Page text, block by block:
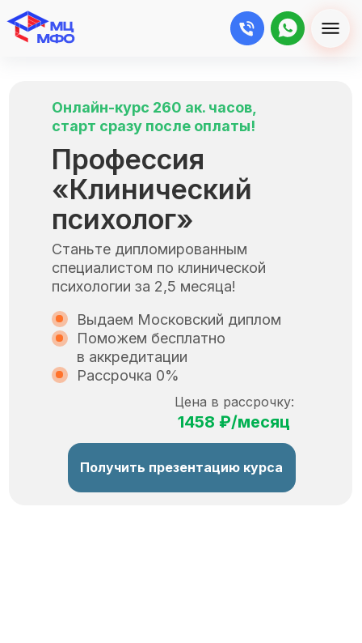
Онлайн-курс 260 ак. часов,
старт сразу после оплаты!
Профессия
«Клинический
психолог»
Станьте дипломированным
специалистом по клинической
психологии за 2,5 месяца!
Выдаем Московский диплом
Поможем бесплатно
в аккредитации
Рассрочка 0%
Получить презентацию курса
1458 ₽/месяц
Цена в рассрочку: